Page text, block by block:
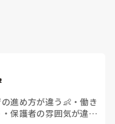
進め方が違う👶 ・働き
・保護者の雰囲気が違う